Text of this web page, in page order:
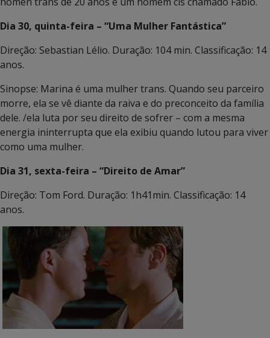
Dia 30, quinta-feira – “Uma Mulher Fantástica”
Direção: Sebastian Lélio. Duração: 104 min. Classificação: 14
anos.
Sinopse: Marina é uma mulher trans. Quando seu parceiro
morre, ela se vê diante da raiva e do preconceito da família
dele. /ela luta por seu direito de sofrer – com a mesma
energia ininterrupta que ela exibiu quando lutou para viver
como uma mulher.
Dia 31, sexta-feira – “Direito de Amar”
Direção: Tom Ford. Duração: 1h41min. Classificação: 14
anos.